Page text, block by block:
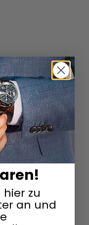
hier zu
an und